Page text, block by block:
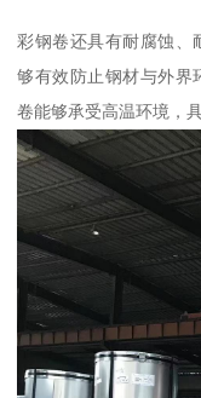
彩钢卷还具有耐腐蚀、
够有效防止钢材与外界
卷能够承受高温环境，